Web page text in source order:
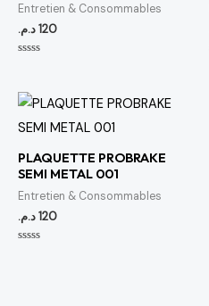
Entretien & Consommables
120د.م.
5
PLAQUETTE PROBRAKE
SEMI METAL 001
Entretien & Consommables
120د.م.